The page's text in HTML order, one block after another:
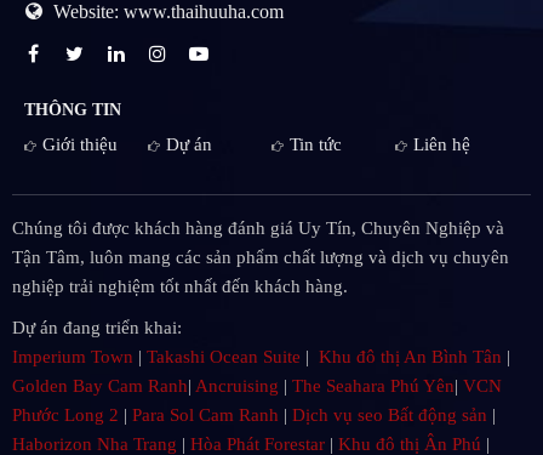
Website: www.thaihuuha.com
THÔNG TIN
Giới thiệu Dự án Tin tức Liên hệ
Chúng tôi được khách hàng đánh giá Uy Tín, Chuyên Nghiệp và
Tận Tâm, luôn mang các sản phẩm chất lượng và dịch vụ chuyên
nghiệp trải nghiệm tốt nhất đến khách hàng.
Dự án đang triển khai:
Imperium Town | Takashi Ocean Suite | Khu đô thị An Bình Tân |
Golden Bay Cam Ranh| Ancruising | The Seahara Phú Yên| VCN
Phước Long 2 | Para Sol Cam Ranh | Dịch vụ seo Bất động sản |
Haborizon Nha Trang | Hòa Phát Forestar | Khu đô thị Ân Phú |